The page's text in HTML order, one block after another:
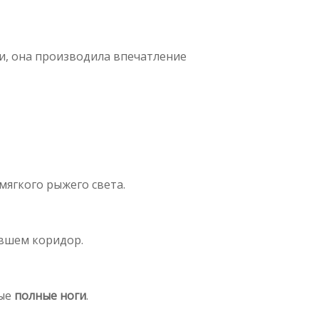
она производила впечатление
рыжего света.
коридор.
полные ноги.